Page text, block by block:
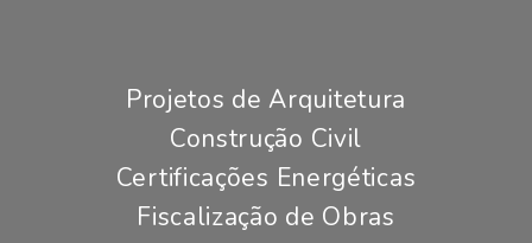
Projetos de Arquitetura
Construção Civil
Certificações Energéticas
Fiscalização de Obras